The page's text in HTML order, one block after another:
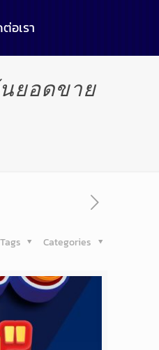
อเรา
ยอดขาย
Categories
Tags